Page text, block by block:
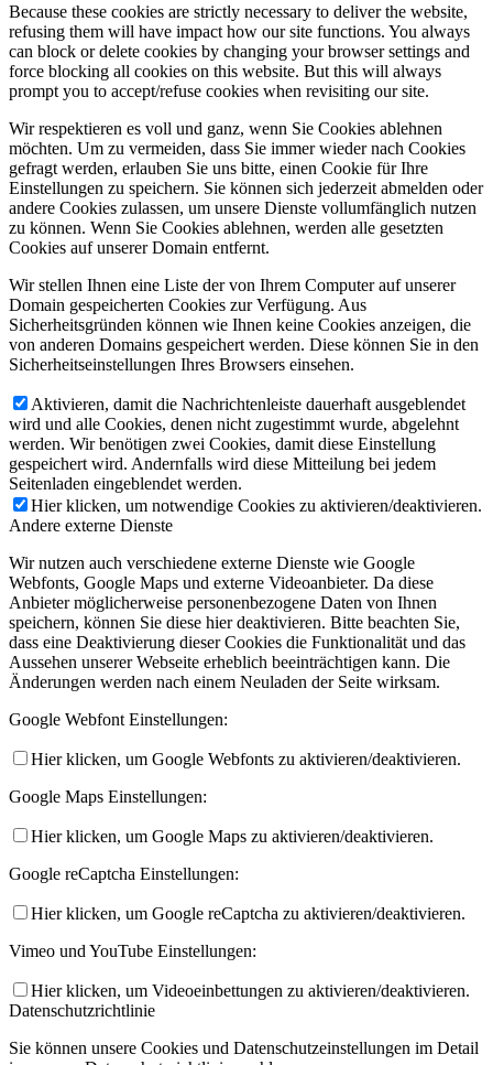
Because these cookies are strictly necessary to deliver the website,
refusing them will have impact how our site functions. You always
can block or delete cookies by changing your browser settings and
force blocking all cookies on this website. But this will always
prompt you to accept/refuse cookies when revisiting our site.
Wir respektieren es voll und ganz, wenn Sie Cookies ablehnen
möchten. Um zu vermeiden, dass Sie immer wieder nach Cookies
gefragt werden, erlauben Sie uns bitte, einen Cookie für Ihre
Einstellungen zu speichern. Sie können sich jederzeit abmelden oder
andere Cookies zulassen, um unsere Dienste vollumfänglich nutzen
zu können. Wenn Sie Cookies ablehnen, werden alle gesetzten
Cookies auf unserer Domain entfernt.
Wir stellen Ihnen eine Liste der von Ihrem Computer auf unserer
Domain gespeicherten Cookies zur Verfügung. Aus
Sicherheitsgründen können wie Ihnen keine Cookies anzeigen, die
von anderen Domains gespeichert werden. Diese können Sie in den
Sicherheitseinstellungen Ihres Browsers einsehen.
Aktivieren, damit die Nachrichtenleiste dauerhaft ausgeblendet
wird und alle Cookies, denen nicht zugestimmt wurde, abgelehnt
werden. Wir benötigen zwei Cookies, damit diese Einstellung
gespeichert wird. Andernfalls wird diese Mitteilung bei jedem
Seitenladen eingeblendet werden.
Hier klicken, um notwendige Cookies zu aktivieren/deaktivieren.
Andere externe Dienste
Wir nutzen auch verschiedene externe Dienste wie Google
Webfonts, Google Maps und externe Videoanbieter. Da diese
Anbieter möglicherweise personenbezogene Daten von Ihnen
speichern, können Sie diese hier deaktivieren. Bitte beachten Sie,
dass eine Deaktivierung dieser Cookies die Funktionalität und das
Aussehen unserer Webseite erheblich beeinträchtigen kann. Die
Änderungen werden nach einem Neuladen der Seite wirksam.
Google Webfont Einstellungen:
Hier klicken, um Google Webfonts zu aktivieren/deaktivieren.
Google Maps Einstellungen:
Hier klicken, um Google Maps zu aktivieren/deaktivieren.
Google reCaptcha Einstellungen:
Hier klicken, um Google reCaptcha zu aktivieren/deaktivieren.
Vimeo und YouTube Einstellungen:
Hier klicken, um Videoeinbettungen zu aktivieren/deaktivieren.
Datenschutzrichtlinie
Sie können unsere Cookies und Datenschutzeinstellungen im Detail